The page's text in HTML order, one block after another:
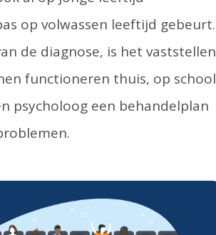
op volwassen leeftijd gebeurt.
de diagnose, is het vaststellen
functioneren thuis, op school
psycholoog een behandelplan